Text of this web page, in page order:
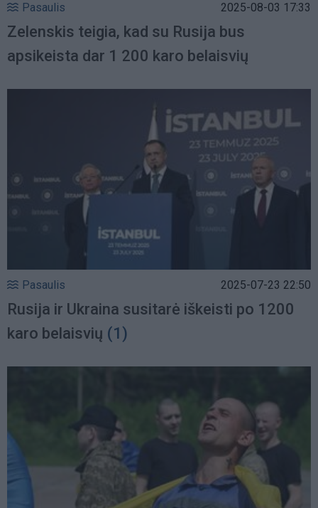
Pasaulis 2025-08-03 17:33
Zelenskis teigia, kad su Rusija bus
apsikeista dar 1 200 karo belaisvių
Pasaulis 2025-07-23 22:50
Rusija ir Ukraina susitarė iškeisti po 1200
karo belaisvių (1)